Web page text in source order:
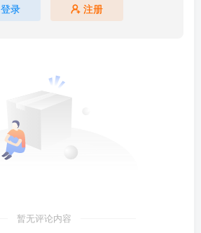
登录 注册
暂无评论内容